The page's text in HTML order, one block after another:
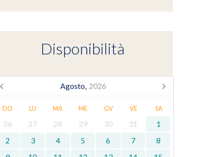
Disponibilità
Agosto, 2026
DO LU MA ME GV VE SA
26 27 28 29 30 31
1
2
3 4 5 6 7
8